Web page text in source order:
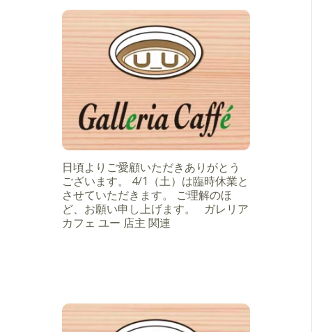
日頃よりご愛顧いただきありがとう
ございます。 4/1（土）は臨時休業と
させていただきます。 ご理解のほ
ど、お願い申し上げます。 ガレリア
カフェ ユー 店主 関連